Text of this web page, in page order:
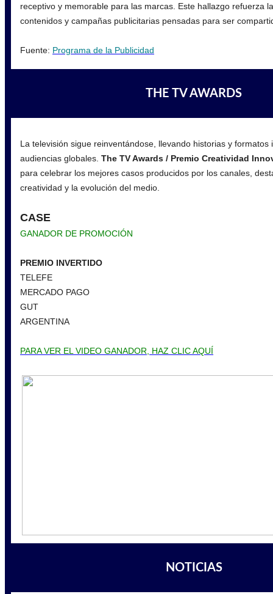
receptivo y memorable para las marcas. Este hallazgo refuerza
contenidos y campañas publicitarias pensadas para ser
Fuente: Programa de la Publicidad
THE TV AWARDS
La televisión sigue reinventándose, llevando historias y formatos
audiencias globales. The TV Awards / Premio Creatividad
para celebrar los mejores casos producidos por los canales,
creatividad y la evolución del medio.
CASE
GANADOR DE PROMOCIÓN
PREMIO INVERTIDO
TELEFE
MERCADO PAGO
GUT
ARGENTINA
PARA VER EL VIDEO GANADOR, HAZ CLIC AQUÍ
NOTICIAS